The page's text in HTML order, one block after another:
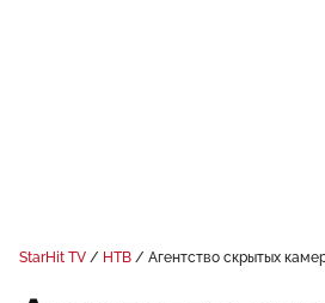
StarHit TV НТВ Агентство скрытых